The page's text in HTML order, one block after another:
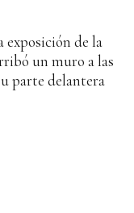
exposición de la
un muro a las
parte delantera